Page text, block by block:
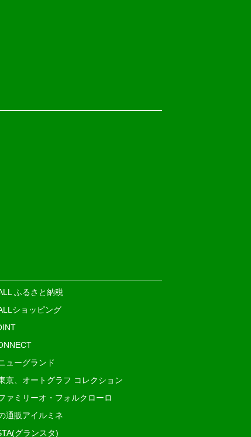
ふるさと納税
ショッピング
ューグランド
京、オートグラフ コレクション
ァミリーオ・フォルクローロ
通販アイルミネ
グランスタ)